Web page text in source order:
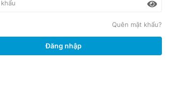
Quên mật khẩu?
Đăng nhập